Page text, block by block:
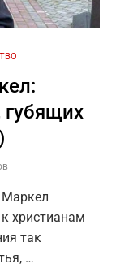
губящих
Маркел
христианам
так
…